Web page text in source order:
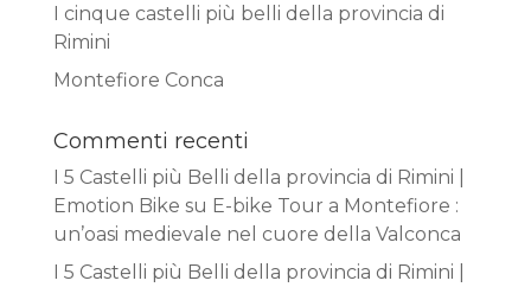
I cinque castelli più belli della provincia di
Rimini
Montefiore Conca
Commenti recenti
I 5 Castelli più Belli della provincia di Rimini |
Emotion Bike su E-bike Tour a Montefiore :
un’oasi medievale nel cuore della Valconca
I 5 Castelli più Belli della provincia di Rimini |